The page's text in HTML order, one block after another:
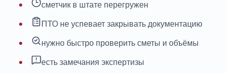
сметчик в штате перегружен
ПТО не успевает закрывать документацию
нужно быстро проверить сметы и объёмы
есть замечания экспертизы